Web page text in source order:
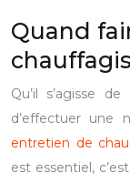
Quand
Qu’il s’agisse
d’effectuer une
entretien de
est essentiel,